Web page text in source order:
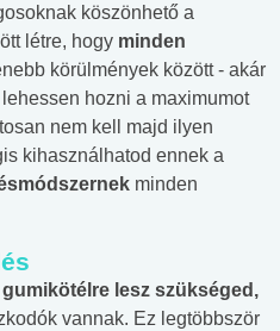
köszönhető a
létre, hogy minden
körülmények között - akár
hozni a maximumot
nem kell majd ilyen
kihasználhatod ennek a
minden
gumikötélre lesz szükséged,
vannak. Ez legtöbbször